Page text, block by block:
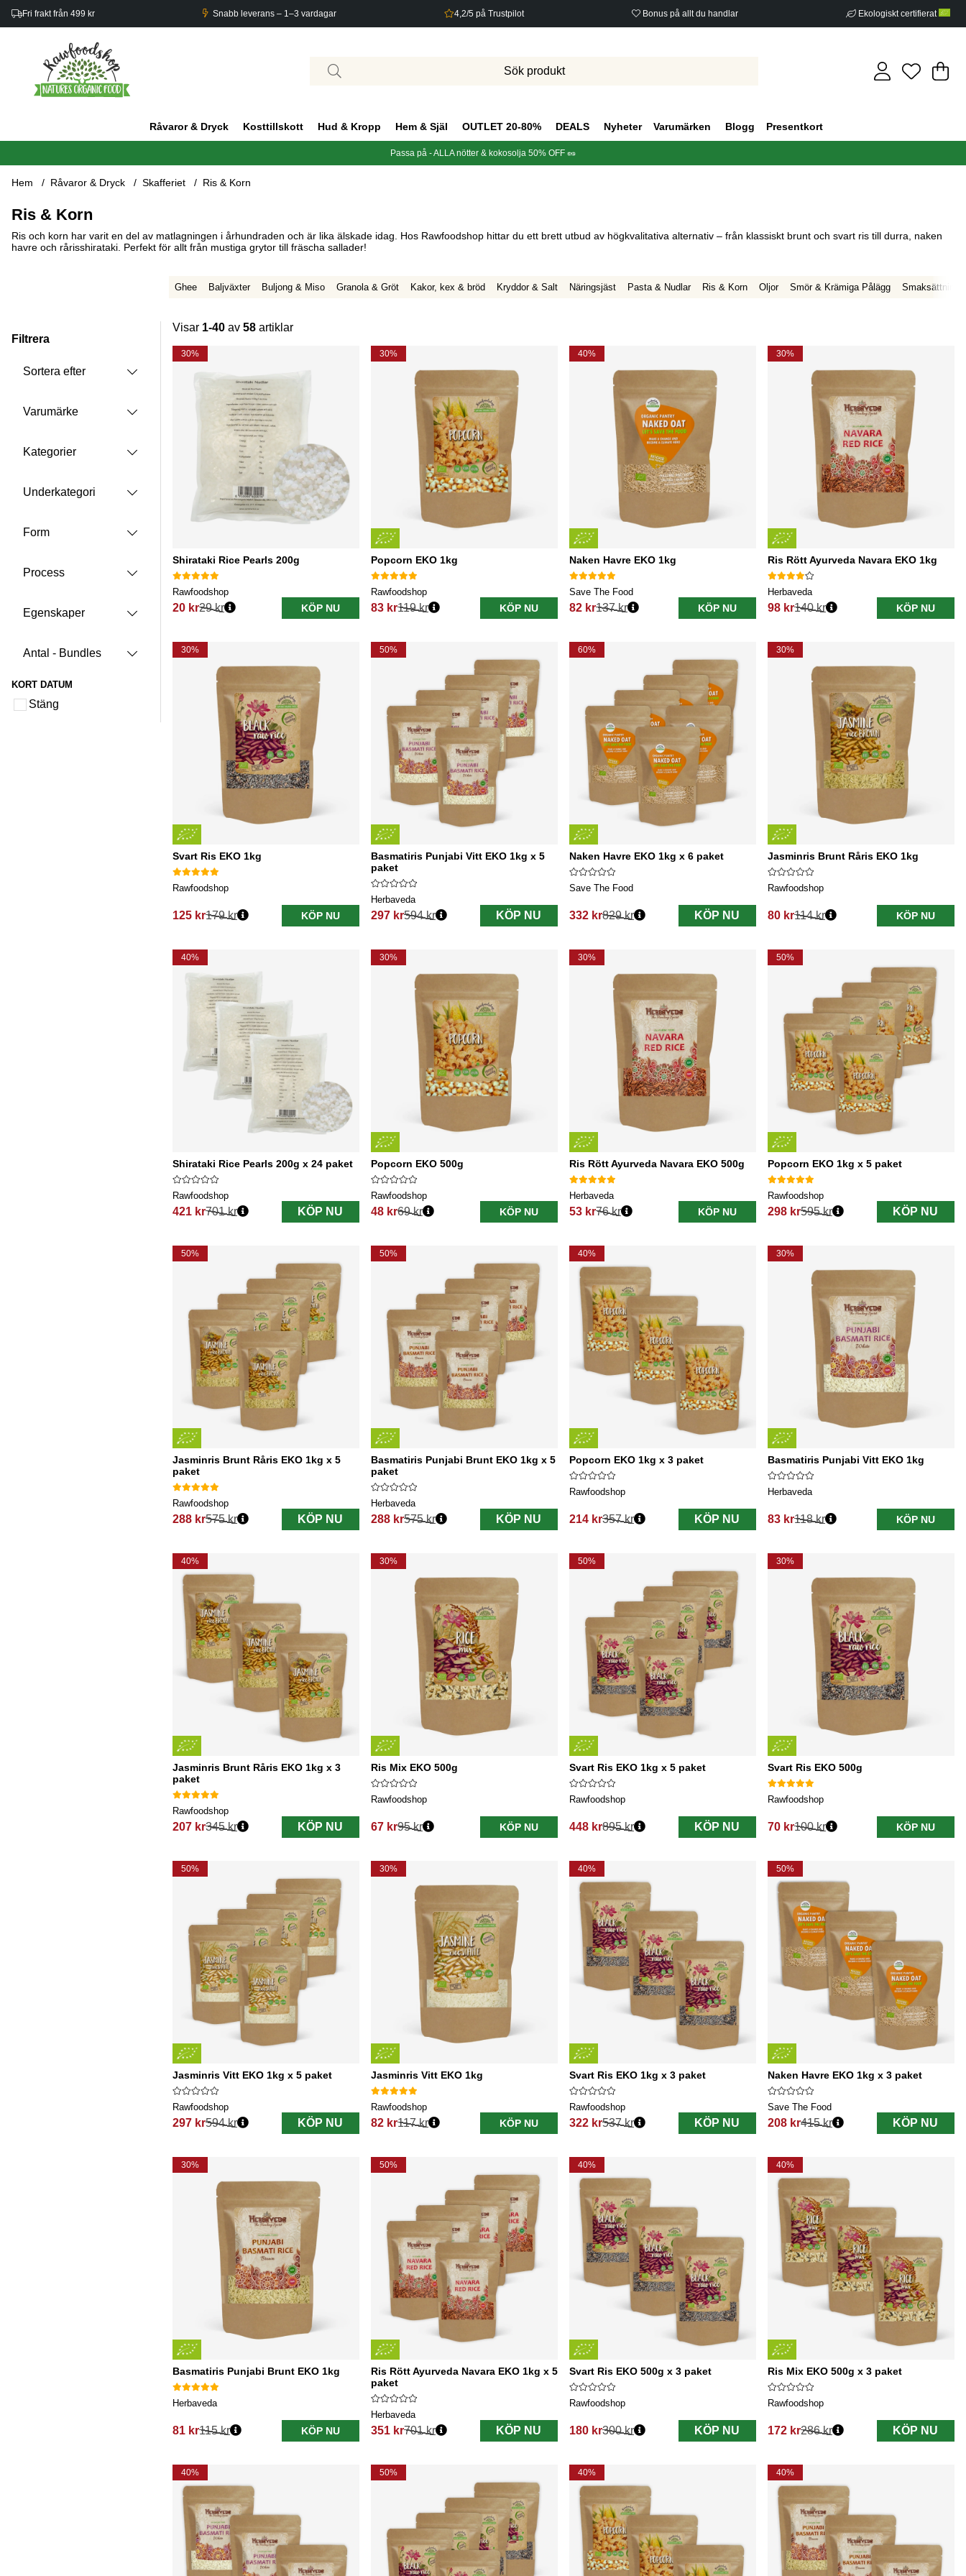
Fri frakt från 499 kr Snabb leverans – 1–3 vardagar 4,2/5 på Trustpilot Bonus på allt du handlar Ekologiskt certifierat
.
Råvaror & Dryck Kosttillskott Hud & Kropp Hem & Själ OUTLET 20-80% DEALS Nyheter Varumärken Blogg Presentkort
Passa på - ALLA nötter & kokosolja 50% OFF 🥜
Hem Råvaror & Dryck Skafferiet Ris & Korn
Ris & Korn
Ris och korn har varit en del av matlagningen i århundraden och är lika älskade idag. Hos Rawfoodshop hittar du ett brett utbud av högkvalitativa alternativ – från klassiskt brunt och svart ris till durra, naken
havre och rårisshirataki. Perfekt för allt från mustiga grytor till fräscha sallader!
Ghee Baljväxter Buljong & Miso Granola & Gröt Kakor, kex & bröd Kryddor & Salt Näringsjäst Pasta & Nudlar Ris & Korn Oljor Smör & Krämiga Pålägg Smaksättning
Filtrera
Sortera efter
Varumärke
Kategorier
Underkategori
Form
Process
Egenskaper
Antal - Bundles
KORT DATUM
Stäng
Visar 1-40 av 58 artiklar
Produkter
30%
Shirataki Rice Pearls 200g
Rawfoodshop
20 kr
Ordinarie pris:
29 kr KÖP NU
30%
Popcorn EKO 1kg
Rawfoodshop
83 kr
Ordinarie pris:
119 kr KÖP NU
40%
Naken Havre EKO 1kg
Save The Food
82 kr
Ordinarie pris:
137 kr KÖP NU
30%
Ris Rött Ayurveda Navara EKO 1kg
Herbaveda
98 kr
Ordinarie pris:
140 kr KÖP NU
30%
Svart Ris EKO 1kg
Rawfoodshop
125 kr
Ordinarie pris:
179 kr KÖP NU
50%
Basmatiris Punjabi Vitt EKO 1kg x 5
paket
Herbaveda
297 kr
Ordinarie pris:
594 kr KÖP NU
60%
Naken Havre EKO 1kg x 6 paket
Save The Food
332 kr
Ordinarie pris:
829 kr KÖP NU
30%
Jasminris Brunt Råris EKO 1kg
Rawfoodshop
80 kr
Ordinarie pris:
114 kr KÖP NU
40%
Shirataki Rice Pearls 200g x 24 paket
Rawfoodshop
421 kr
Ordinarie pris:
701 kr KÖP NU
30%
Popcorn EKO 500g
Rawfoodshop
48 kr
Ordinarie pris:
69 kr KÖP NU
30%
Ris Rött Ayurveda Navara EKO 500g
Herbaveda
53 kr
Ordinarie pris:
76 kr KÖP NU
50%
Popcorn EKO 1kg x 5 paket
Rawfoodshop
298 kr
Ordinarie pris:
595 kr KÖP NU
50%
Jasminris Brunt Råris EKO 1kg x 5
paket
Rawfoodshop
288 kr
Ordinarie pris:
575 kr KÖP NU
50%
Basmatiris Punjabi Brunt EKO 1kg x 5
paket
Herbaveda
288 kr
Ordinarie pris:
575 kr KÖP NU
40%
Popcorn EKO 1kg x 3 paket
Rawfoodshop
214 kr
Ordinarie pris:
357 kr KÖP NU
30%
Basmatiris Punjabi Vitt EKO 1kg
Herbaveda
83 kr
Ordinarie pris:
118 kr KÖP NU
40%
Jasminris Brunt Råris EKO 1kg x 3
paket
Rawfoodshop
207 kr
Ordinarie pris:
345 kr KÖP NU
30%
Ris Mix EKO 500g
Rawfoodshop
67 kr
Ordinarie pris:
95 kr KÖP NU
50%
Svart Ris EKO 1kg x 5 paket
Rawfoodshop
448 kr
Ordinarie pris:
895 kr KÖP NU
30%
Svart Ris EKO 500g
Rawfoodshop
70 kr
Ordinarie pris:
100 kr KÖP NU
50%
Jasminris Vitt EKO 1kg x 5 paket
Rawfoodshop
297 kr
Ordinarie pris:
594 kr KÖP NU
30%
Jasminris Vitt EKO 1kg
Rawfoodshop
82 kr
Ordinarie pris:
117 kr KÖP NU
40%
Svart Ris EKO 1kg x 3 paket
Rawfoodshop
322 kr
Ordinarie pris:
537 kr KÖP NU
50%
Naken Havre EKO 1kg x 3 paket
Save The Food
208 kr
Ordinarie pris:
415 kr KÖP NU
30%
Basmatiris Punjabi Brunt EKO 1kg
Herbaveda
81 kr
Ordinarie pris:
115 kr KÖP NU
50%
Ris Rött Ayurveda Navara EKO 1kg x 5
paket
Herbaveda
351 kr
Ordinarie pris:
701 kr KÖP NU
40%
Svart Ris EKO 500g x 3 paket
Rawfoodshop
180 kr
Ordinarie pris:
300 kr KÖP NU
40%
Ris Mix EKO 500g x 3 paket
Rawfoodshop
172 kr
Ordinarie pris:
286 kr KÖP NU
40% 50% 40% 40%